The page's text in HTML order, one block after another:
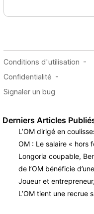
Derniers Articles
L’OM dirigé en
OM : Le salaire « hors
Longoria coupable,
de l’OM bénéficie
Joueur et
L’OM tient une recrue